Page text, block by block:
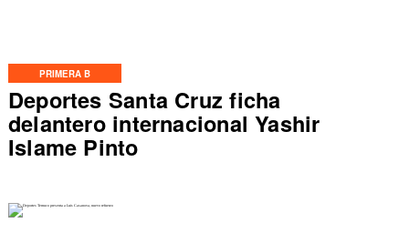
PRIMERA B
Deportes Santa Cruz ficha
delantero internacional Yashir
Islame Pinto